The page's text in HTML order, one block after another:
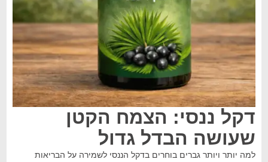
דקל ננסי: הצמח הקטן
שעושה הבדל גדול
למה יותר ויותר גברים בוחרים בדקל הננסי לשמירה על הבריאות